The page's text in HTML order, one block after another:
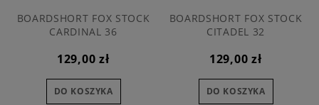
BOARDSHORT FOX STOCK
CARDINAL 36
129,00 zł
DO KOSZYKA
BOARDSHORT FOX STOCK
CITADEL 32
129,00 zł
DO KOSZYKA